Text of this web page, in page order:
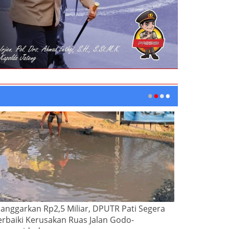
Rp2,5 Miliar, DPUTR Pati Segera
Kerusakan Ruas Jalan Godo-